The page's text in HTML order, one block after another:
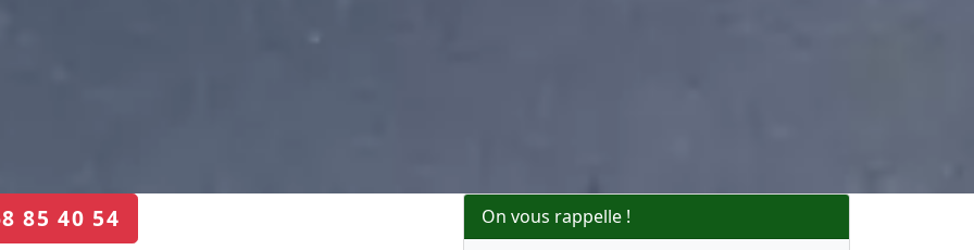
85 40 54 On vous rappelle !